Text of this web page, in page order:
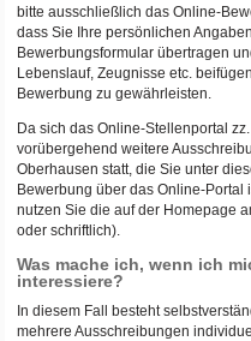
bitte ausschließlich das Online-
dass Sie Ihre persönlichen
Bewerbungsformular übertragen
Lebenslauf, Zeugnisse etc.
Bewerbung zu gewährleisten.
Da sich das Online-Stellenportal
vorübergehend weitere
Oberhausen statt, die Sie unter
Bewerbung über das Online-
nutzen Sie die auf der Homepage
oder schriftlich).
Was mache ich, wenn ich
interessiere?
In diesem Fall besteht
mehrere Ausschreibungen